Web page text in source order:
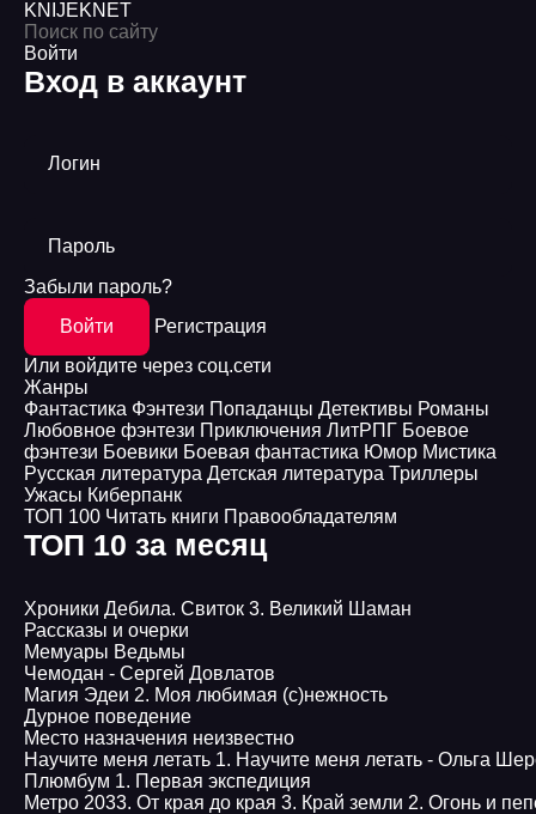
KNIJEKNET
Войти
Вход в аккаунт
Логин
Пароль
Забыли пароль?
Войти
Регистрация
Или войдите через соц.сети
Жанры
Фантастика Фэнтези Попаданцы Детективы Романы
Любовное фэнтези Приключения ЛитРПГ Боевое
фэнтези Боевики Боевая фантастика Юмор Мистика
Русская литература Детская литература Триллеры
Ужасы Киберпанк
ТОП 100 Читать книги Правообладателям
ТОП 10 за месяц
Хроники Дебила. Свиток 3. Великий Шаман
Рассказы и очерки
Мемуары Ведьмы
Чемодан - Сергей Довлатов
Магия Эдеи 2. Моя любимая (с)нежность
Дурное поведение
Место назначения неизвестно
Научите меня летать 1. Научите меня летать - Ольга
Плюмбум 1. Первая экспедиция
Метро 2033. От края до края 3. Край земли 2. Огонь и